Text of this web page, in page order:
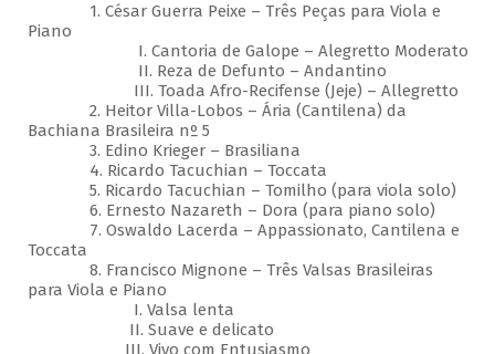
1. César Guerra Peixe – Três Peças para Viola e
Piano
I. Cantoria de Galope – Alegretto Moderato
II. Reza de Defunto – Andantino
III. Toada Afro-Recifense (Jeje) – Allegretto
2. Heitor Villa-Lobos – Ária (Cantilena) da
Bachiana Brasileira nº 5
3. Edino Krieger – Brasiliana
4. Ricardo Tacuchian – Toccata
5. Ricardo Tacuchian – Tomilho (para viola solo)
6. Ernesto Nazareth – Dora (para piano solo)
7. Oswaldo Lacerda – Appassionato, Cantilena e
Toccata
8. Francisco Mignone – Três Valsas Brasileiras
para Viola e Piano
I. Valsa lenta
II. Suave e delicato